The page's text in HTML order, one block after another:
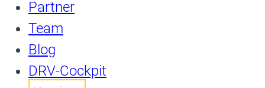
Partner
Team
Blog
DRV-Cockpit